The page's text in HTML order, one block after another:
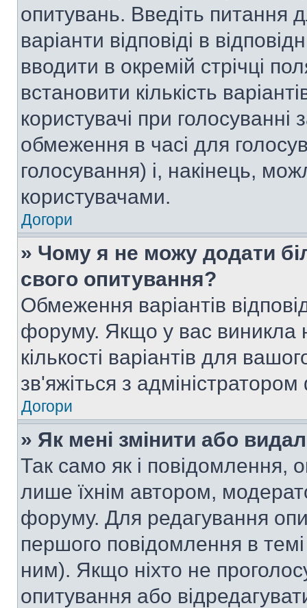
опитувань. Введіть питання
варіанти відповіді в
вводити в окремій стрічці
встановити кількість
користувачі при
обмеження в часі для
голосування) і, накінець,
користувачами.
Догори
» Чому я не можу додати
свого опитування?
Обмеження варіантів
форуму. Якщо у вас виникла
кількості варіантів для
зв'яжіться з
Догори
» Як мені змінити або
Так само як і повідомлення,
лише їхнім автором,
форуму. Для редагування
першого повідомлення в
ним). Якщо ніхто не
опитування або